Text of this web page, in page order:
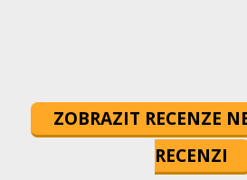
ZOBRAZIT RECENZE
RECENZI